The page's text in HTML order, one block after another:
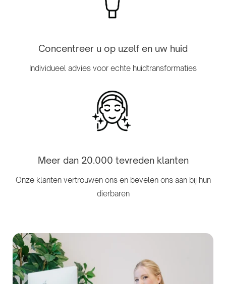
Concentreer u op uzelf en uw huid
Individueel advies voor echte huidtransformaties
Meer dan 20.000 tevreden klanten
Onze klanten vertrouwen ons en bevelen ons aan bij hun
dierbaren